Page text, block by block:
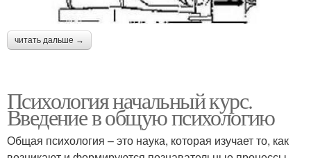
читать дальше →
Психология начальный курс.
Введение в общую психологию
Общая психология – это наука, которая изучает то, как